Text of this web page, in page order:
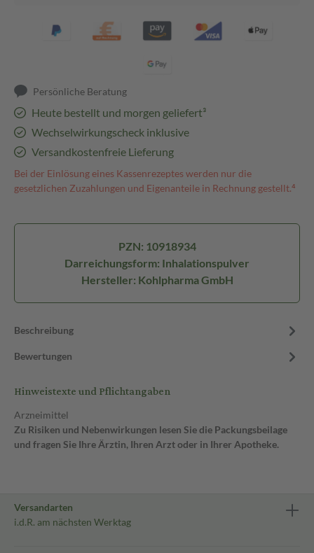
Persönliche Beratung
Heute bestellt und morgen geliefert³
Wechselwirkungscheck inklusive
Versandkostenfreie Lieferung
Bei der Einlösung eines Kassenrezeptes werden nur die
gesetzlichen Zuzahlungen und Eigenanteile in Rechnung gestellt.⁴
PZN: 10918934
Darreichungsform: Inhalationspulver
Hersteller: Kohlpharma GmbH
Beschreibung
Bewertungen
Hinweistexte und Pflichtangaben
Arzneimittel
Zu Risiken und Nebenwirkungen lesen Sie die Packungsbeilage
und fragen Sie Ihre Ärztin, Ihren Arzt oder in Ihrer Apotheke.
Versandarten
i.d.R. am nächsten Werktag